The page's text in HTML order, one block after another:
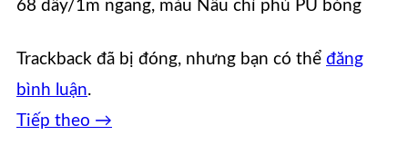
68 dây/1m ngang, màu Nâu chỉ phủ PU bóng
Trackback đã bị đóng, nhưng bạn có thể đăng
bình luận.
Tiếp theo →